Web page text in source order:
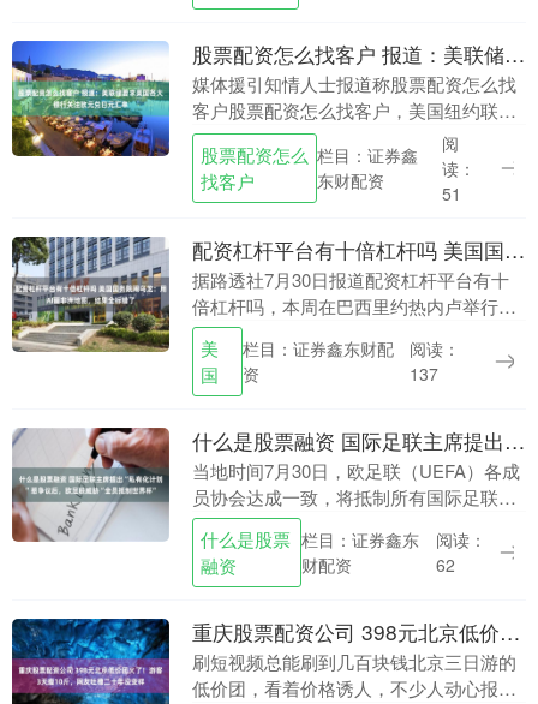
股票配资怎么找客户 报道：美联储要求美国各大银行关注欧元兑日元汇率
媒体援引知情人士报道称股票配资怎么找
客户股票配资怎么找客户，美国纽约联储
周五要求至少两家美国大型银行查询日元
兑欧元的汇率。....
股票配资怎么
找客户
栏目：证券鑫
东财配资
阅
读：
51
配资杠杆平台有十倍杠杆吗 美国国务院闹乌龙：用AI画非洲地图，结果全标错了
据路透社7月30日报道配资杠杆平台有十
倍杠杆吗，本周在巴西里约热内卢举行的
2026年世界艾滋病大会上，美国国务院官
员介绍新的全球卫生合作协议时，演示文
稿中出现了....
美
国
栏目：证券鑫东财配
资
阅读：
137
什么是股票融资 国际足联主席提出“私有化计划”惹争议后，欧足联威胁“全员抵制世界杯”
当地时间7月30日，欧足联（UEFA）各成
员协会达成一致，将抵制所有国际足联
（FIFA）旗下的赛事什么是股票融资，以
此抗议国际足联主席詹尼因凡蒂诺
（Gianni....
什么是股票
融资
栏目：证券鑫东
财配资
阅读：
62
重庆股票配资公司 398元北京低价团火了！游客3天瘦10斤，网友吐槽二十年没变样
刷短视频总能刷到几百块钱北京三日游的
低价团，看着价格诱人，不少人动心报